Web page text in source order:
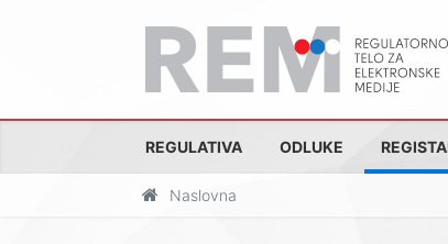
REGULATIVA ODLUKE
Naslovna